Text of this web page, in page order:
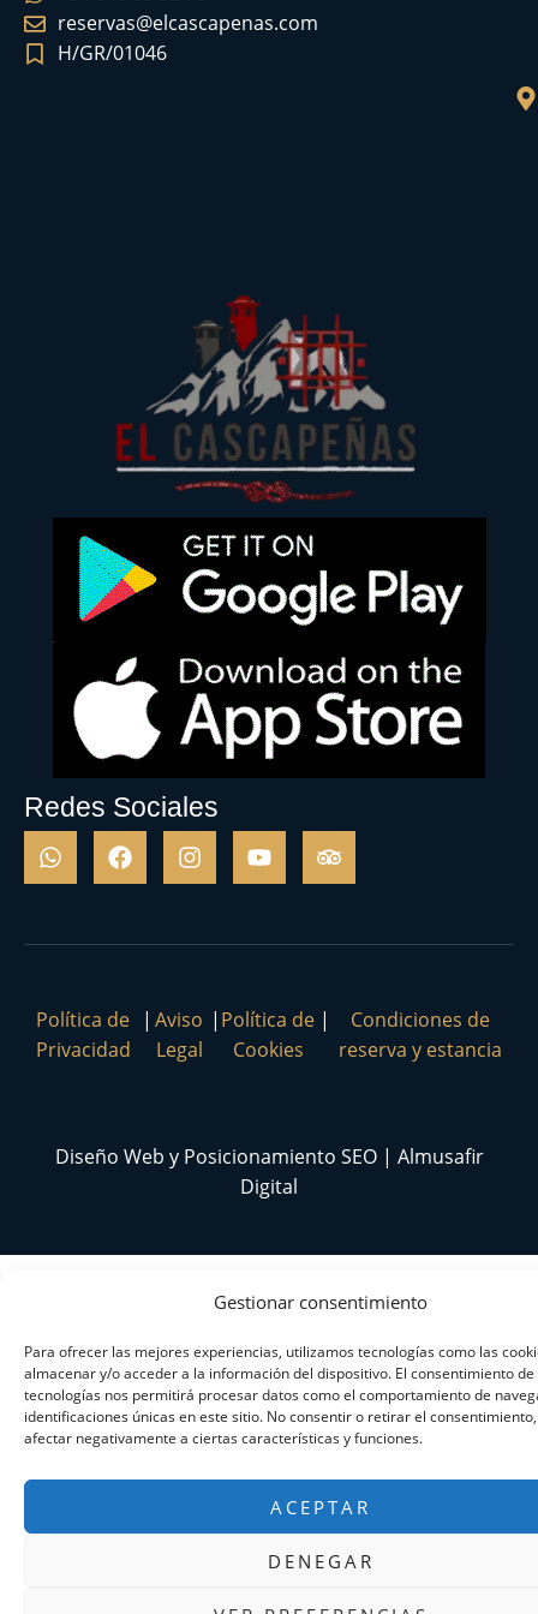
Gestionar consentimiento
Para ofrecer las mejores experiencias, utilizamos tecnologías como las
almacenar y/o acceder a la información del dispositivo. El consentimiento de
tecnologías nos permitirá procesar datos como el comportamiento de
identificaciones únicas en este sitio. No consentir o retirar el
afectar negativamente a ciertas características y funciones.
ACEPTAR
DENEGAR
reservas@elcascapenas.com
H/GR/01046
Redes Sociales
Política de
Privacidad
| Aviso
Legal
| Política de
Cookies
|
Condiciones de
reserva y estancia
Diseño Web y Posicionamiento SEO | Almusafir
Digital